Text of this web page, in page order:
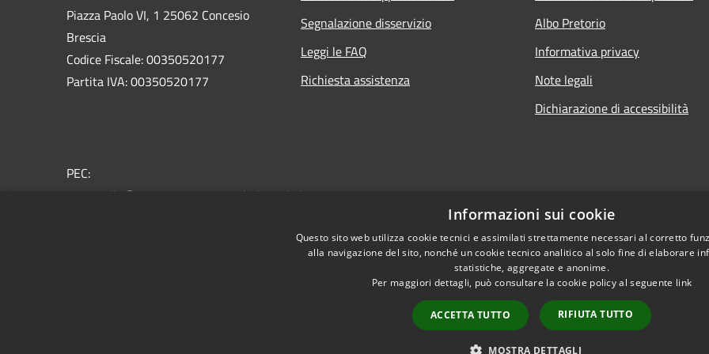
Piazza Paolo VI, 1 25062 Concesio
Brescia
Codice Fiscale: 00350520177
Partita IVA: 00350520177
PEC:
protocollo@pec.comune.concesio.brescia.it
Segnalazione disservizio
Leggi le FAQ
Richiesta assistenza
Albo Pretorio
Informativa privacy
Note legali
Dichiarazione di accessibilità
Copyright © 2021 •
Informazioni sui cookie
Questo sito web utilizza cookie tecnici e assimilati strettamente necessari al corretto
alla navigazione del sito, nonché un cookie tecnico analitico al solo fine di elaborare
statistiche, aggregate e anonime.
Per maggiori dettagli, può consultare la cookie policy al seguente link
ACCETTA TUTTO RIFIUTA TUTTO
MOSTRA DETTAGLI